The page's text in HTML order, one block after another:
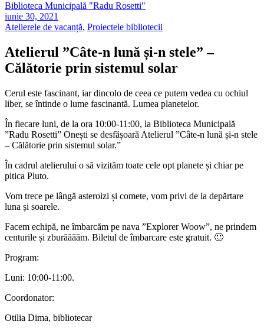
Biblioteca Municipală "Radu Rosetti"
iunie 30, 2021
Atelierele de vacanță, Proiectele bibliotecii
Atelierul ”Câte-n lună și-n stele” –
Călătorie prin sistemul solar
Cerul este fascinant, iar dincolo de ceea ce putem vedea cu ochiul
liber, se întinde o lume fascinantă. Lumea planetelor.
În fiecare luni, de la ora 10:00-11:00, la Biblioteca Municipală
”Radu Rosetti” Onești se desfășoară Atelierul ”Câte-n lună și-n stele
– Călătorie prin sistemul solar.”
În cadrul atelierului o să vizităm toate cele opt planete și chiar pe
pitica Pluto.
Vom trece pe lângă asteroizi și comete, vom privi de la depărtare
luna și soarele.
Facem echipă, ne îmbarcăm pe nava ”Explorer Woow”, ne prindem
centurile și zburăăăăm. Biletul de îmbarcare este gratuit. 🙂
Program:
Luni: 10:00-11:00.
Coordonator:
Otilia Dima, bibliotecar